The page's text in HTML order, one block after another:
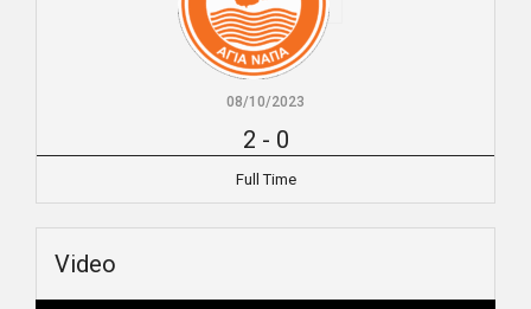
08/10/2023
2 - 0
Full Time
Video